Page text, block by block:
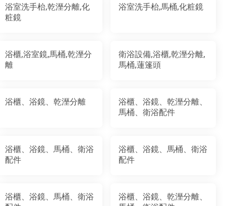
浴室洗手枱,乾溼分離,化
粧鏡
浴室洗手枱,馬桶,化粧鏡
浴櫃,浴室鏡,馬桶,乾溼分
離
衛浴設備,浴櫃,乾溼分離,
馬桶,蓮篷頭
浴櫃、浴鏡、乾溼分離
浴櫃、浴鏡、乾溼分離、
馬桶、衛浴配件
浴櫃、浴鏡、馬桶、衛浴
配件
浴櫃、浴鏡、馬桶、衛浴
配件
浴櫃、浴鏡、馬桶、衛浴
浴櫃、浴鏡、乾溼分離、